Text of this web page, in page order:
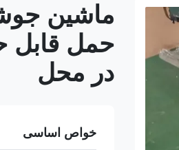
ماشین
حمل قابل
در محل
خواص اساسی